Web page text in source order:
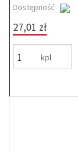
Dostępność
27,01 zł
kpl